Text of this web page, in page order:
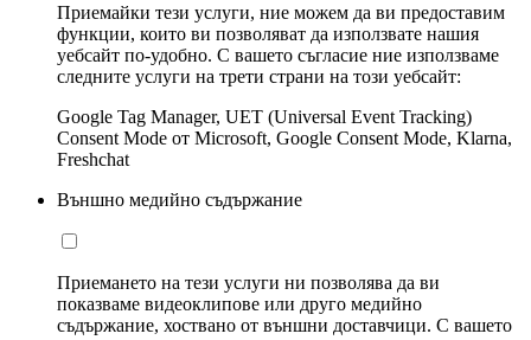
Приемайки тези услуги, ние можем да ви предоставим
функции, които ви позволяват да използвате нашия
уебсайт по-удобно. С вашето съгласие ние използваме
следните услуги на трети страни на този уебсайт:
Google Tag Manager, UET (Universal Event Tracking)
Consent Mode от Microsoft, Google Consent Mode, Klarna,
Freshchat
Външно медийно съдържание
Приемането на тези услуги ни позволява да ви
показваме видеоклипове или друго медийно
съдържание, хоствано от външни доставчици. С вашето